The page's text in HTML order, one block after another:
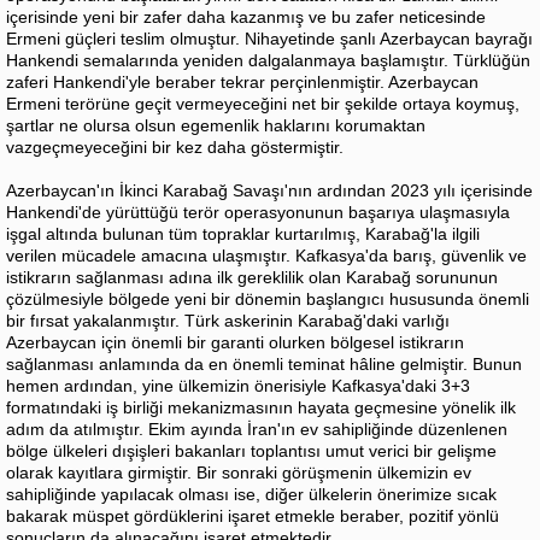
içerisinde yeni bir zafer daha kazanmış ve bu zafer neticesinde
Ermeni güçleri teslim olmuştur. Nihayetinde şanlı Azerbaycan bayrağı
Hankendi semalarında yeniden dalgalanmaya başlamıştır. Türklüğün
zaferi Hankendi'yle beraber tekrar perçinlenmiştir. Azerbaycan
Ermeni terörüne geçit vermeyeceğini net bir şekilde ortaya koymuş,
şartlar ne olursa olsun egemenlik haklarını korumaktan
vazgeçmeyeceğini bir kez daha göstermiştir.
Azerbaycan'ın İkinci Karabağ Savaşı'nın ardından 2023 yılı içerisinde
Hankendi'de yürüttüğü terör operasyonunun başarıya ulaşmasıyla
işgal altında bulunan tüm topraklar kurtarılmış, Karabağ'la ilgili
verilen mücadele amacına ulaşmıştır. Kafkasya'da barış, güvenlik ve
istikrarın sağlanması adına ilk gereklilik olan Karabağ sorununun
çözülmesiyle bölgede yeni bir dönemin başlangıcı hususunda önemli
bir fırsat yakalanmıştır. Türk askerinin Karabağ'daki varlığı
Azerbaycan için önemli bir garanti olurken bölgesel istikrarın
sağlanması anlamında da en önemli teminat hâline gelmiştir. Bunun
hemen ardından, yine ülkemizin önerisiyle Kafkasya'daki 3+3
formatındaki iş birliği mekanizmasının hayata geçmesine yönelik ilk
adım da atılmıştır. Ekim ayında İran'ın ev sahipliğinde düzenlenen
bölge ülkeleri dışişleri bakanları toplantısı umut verici bir gelişme
olarak kayıtlara girmiştir. Bir sonraki görüşmenin ülkemizin ev
sahipliğinde yapılacak olması ise, diğer ülkelerin önerimize sıcak
bakarak müspet gördüklerini işaret etmekle beraber, pozitif yönlü